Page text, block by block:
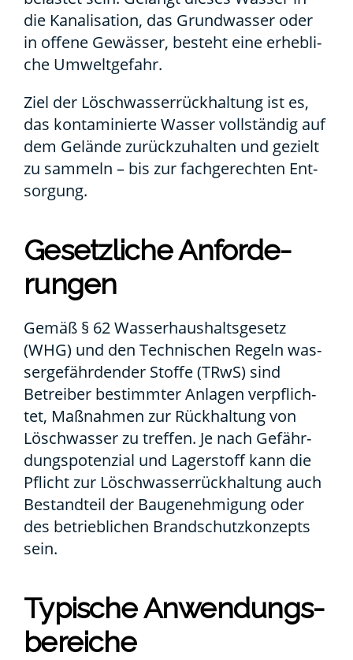
die Kana­li­sa­ti­on, das Grund­was­ser oder
in offe­ne Gewäs­ser, besteht eine erheb­li­
che Umwelt­ge­fahr.
Ziel der Lösch­was­ser­rück­hal­tung ist es,
das kon­ta­mi­nier­te Was­ser voll­stän­dig auf
dem Gelän­de zurück­zu­hal­ten und gezielt
zu sam­meln – bis zur fach­ge­rech­ten Ent­
sor­gung.
Gesetz­li­che Anfor­de­
run­gen
Gemäß § 62 Was­ser­haus­halts­ge­setz
(WHG) und den Tech­ni­schen Regeln was­
ser­ge­fähr­den­der Stof­fe (TRwS) sind
Betrei­ber bestimm­ter Anla­gen ver­pflich­
tet, Maß­nah­men zur Rück­hal­tung von
Lösch­was­ser zu tref­fen. Je nach Gefähr­
dungs­po­ten­zi­al und Lager­stoff kann die
Pflicht zur Lösch­was­ser­rück­hal­tung auch
Bestand­teil der Bau­ge­neh­mi­gung oder
des betrieb­li­chen Brand­schutz­kon­zepts
sein.
Typi­sche Anwen­dungs­
be­rei­che